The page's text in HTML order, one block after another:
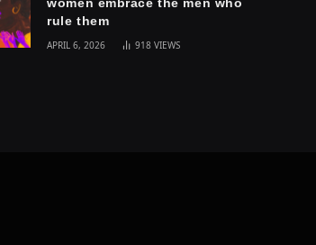
women embrace the men who
rule them
APRIL 6, 2026 918VIEWS